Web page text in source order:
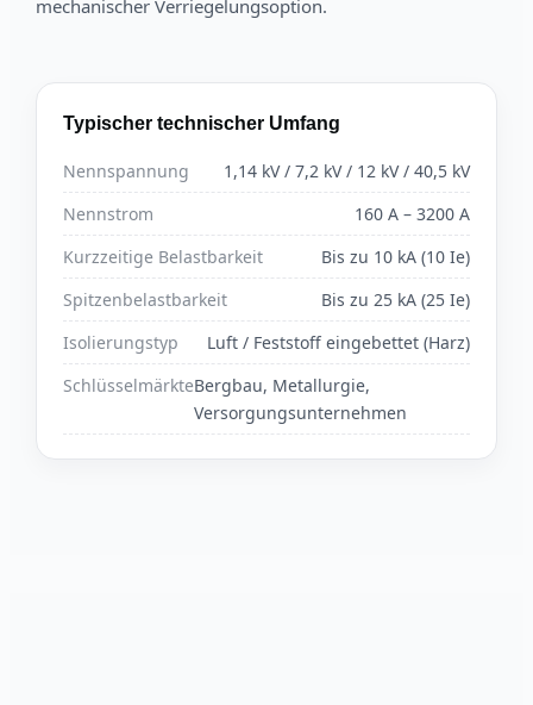
mechanischer Verriegelungsoption.
Typischer technischer Umfang
Nennspannung
1,14 kV / 7,2 kV / 12 kV / 40,5 kV
Nennstrom
160 A – 3200 A
Kurzzeitige Belastbarkeit
Bis zu 10 kA (10 Ie)
Spitzenbelastbarkeit
Bis zu 25 kA (25 Ie)
Isolierungstyp
Luft / Feststoff eingebettet (Harz)
SchlüsselmärkteBergbau, Metallurgie,
Versorgungsunternehmen